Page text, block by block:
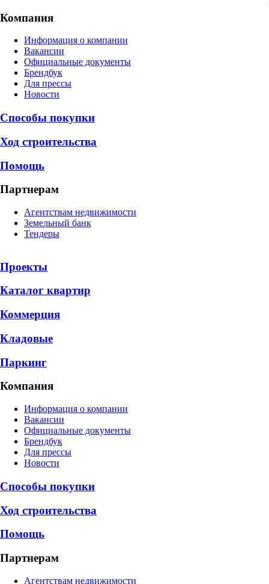
Компания
Информация о компании
Вакансии
Официальные документы
Брендбук
Для прессы
Новости
Способы покупки
Ход строительства
Помощь
Партнерам
Агентствам недвижимости
Земельный банк
Тендеры
Проекты
Каталог квартир
Коммерция
Кладовые
Паркинг
Компания
Информация о компании
Вакансии
Официальные документы
Брендбук
Для прессы
Новости
Способы покупки
Ход строительства
Помощь
Партнерам
Агентствам недвижимости